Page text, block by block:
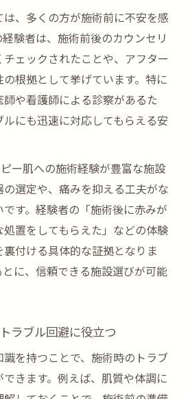
が選ぶVIO施術時の安心ポイン
者の声から学ぶ事前準備の重要
びの秘訣を徹底解説
学ぶ後悔しない選び方の極意
験を活かした失敗しないポイ
すすめの信頼できる選択基準
めの脱毛サロン・クリニック
た安心できる施術先の見極め
、多くの方が施術前に不安を感
験者は、施術前後のカウンセリ
ェックされたことや、アフター
根拠として挙げています。特に
や看護師による診察があるた
にも迅速に対応してもらえる安
ー肌への施術経験が豊富な施設
選定や、痛みを抑える工夫がな
す。経験者の「施術後に赤みが
置をしてもらえた」などの体験
付ける具体的な証拠となりま
に、信頼できる施設選びが可能
ラブル回避に役立つ
を持つことで、施術時のトラブ
きます。例えば、肌質や体調に